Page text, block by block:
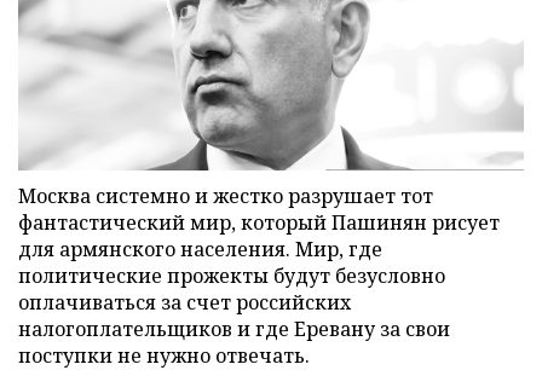
Москва системно и жестко разрушает тот
фантастический мир, который Пашинян рисует
для армянского населения. Мир, где
политические прожекты будут безусловно
оплачиваться за счет российских
налогоплательщиков и где Еревану за свои
поступки не нужно отвечать.